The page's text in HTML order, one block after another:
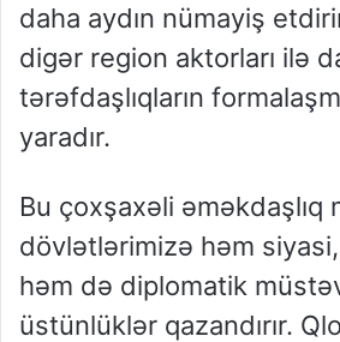
daha aydın nümayiş
digər region aktorları ilə
tərəfdaşlıqların
yaradır.
Bu çoxşaxəli əməkdaşlıq
dövlətlərimizə həm
həm də diplomatik
üstünlüklər qazandırır.